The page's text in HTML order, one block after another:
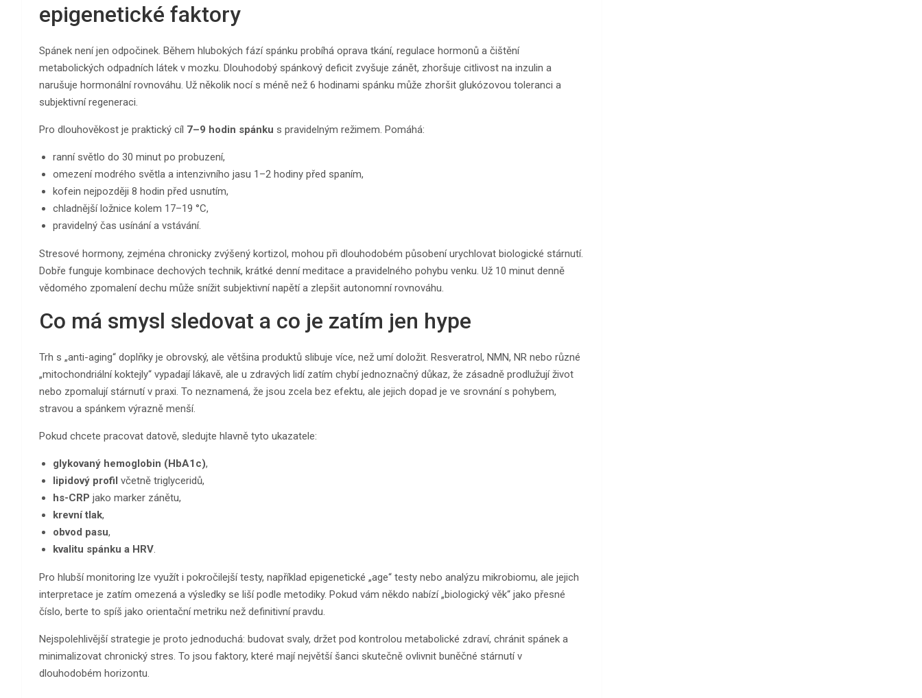
epigenetické faktory
Spánek není jen odpočinek. Během hlubokých fází spánku probíhá oprava tkání, regulace hormonů a čištění
metabolických odpadních látek v mozku. Dlouhodobý spánkový deficit zvyšuje zánět, zhoršuje citlivost na inzulin a
narušuje hormonální rovnováhu. Už několik nocí s méně než 6 hodinami spánku může zhoršit glukózovou toleranci a
subjektivní regeneraci.
Pro dlouhověkost je praktický cíl 7–9 hodin spánku s pravidelným režimem. Pomáhá:
ranní světlo do 30 minut po probuzení,
omezení modrého světla a intenzivního jasu 1–2 hodiny před spaním,
kofein nejpozději 8 hodin před usnutím,
chladnější ložnice kolem 17–19 °C,
pravidelný čas usínání a vstávání.
Stresové hormony, zejména chronicky zvýšený kortizol, mohou při dlouhodobém působení urychlovat biologické stárnutí.
Dobře funguje kombinace dechových technik, krátké denní meditace a pravidelného pohybu venku. Už 10 minut denně
vědomého zpomalení dechu může snížit subjektivní napětí a zlepšit autonomní rovnováhu.
Co má smysl sledovat a co je zatím jen hype
Trh s „anti-aging“ doplňky je obrovský, ale většina produktů slibuje více, než umí doložit. Resveratrol, NMN, NR nebo různé
„mitochondriální koktejly“ vypadají lákavě, ale u zdravých lidí zatím chybí jednoznačný důkaz, že zásadně prodlužují život
nebo zpomalují stárnutí v praxi. To neznamená, že jsou zcela bez efektu, ale jejich dopad je ve srovnání s pohybem,
stravou a spánkem výrazně menší.
Pokud chcete pracovat datově, sledujte hlavně tyto ukazatele:
glykovaný hemoglobin (HbA1c),
lipidový profil včetně triglyceridů,
hs-CRP jako marker zánětu,
krevní tlak,
obvod pasu,
kvalitu spánku a HRV.
Pro hlubší monitoring lze využít i pokročilejší testy, například epigenetické „age“ testy nebo analýzu mikrobiomu, ale jejich
interpretace je zatím omezená a výsledky se liší podle metodiky. Pokud vám někdo nabízí „biologický věk“ jako přesné
číslo, berte to spíš jako orientační metriku než definitivní pravdu.
Nejspolehlivější strategie je proto jednoduchá: budovat svaly, držet pod kontrolou metabolické zdraví, chránit spánek a
minimalizovat chronický stres. To jsou faktory, které mají největší šanci skutečně ovlivnit buněčné stárnutí v
dlouhodobém horizontu.